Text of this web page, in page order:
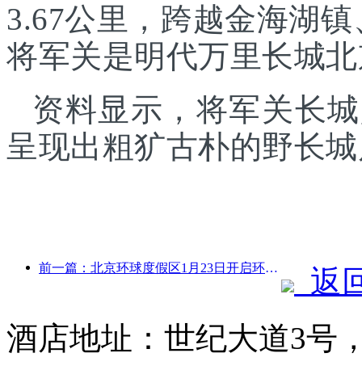
3.67公里，跨越金海湖
将军关是明代万里长城
资料显示，将军关长
呈现出粗犷古朴的野长
前一篇：北京环球度假区1月23日开启环球中国年活动，持续40天
返
酒店地址：世纪大道3号